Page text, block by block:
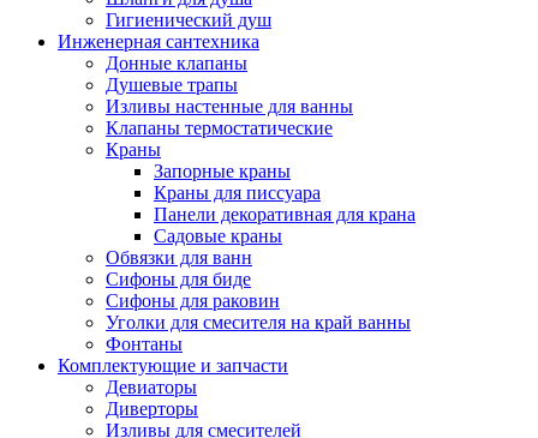
Гигиенический душ
Инженерная сантехника
Донные клапаны
Душевые трапы
Изливы настенные для ванны
Клапаны термостатические
Краны
Запорные краны
Краны для писсуара
Панели декоративная для крана
Садовые краны
Обвязки для ванн
Сифоны для биде
Сифоны для раковин
Уголки для смесителя на край ванны
Фонтаны
Комплектующие и запчасти
Девиаторы
Диверторы
Изливы для смесителей